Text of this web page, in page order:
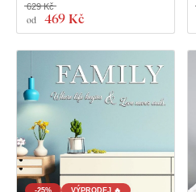
od 469 Kč
629 Kč